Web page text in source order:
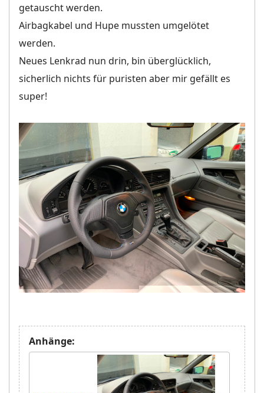
getauscht werden.
Airbagkabel und Hupe mussten umgelötet
werden.
Neues Lenkrad nun drin, bin überglücklich,
sicherlich nichts für puristen aber mir gefällt es
super!
Anhänge: